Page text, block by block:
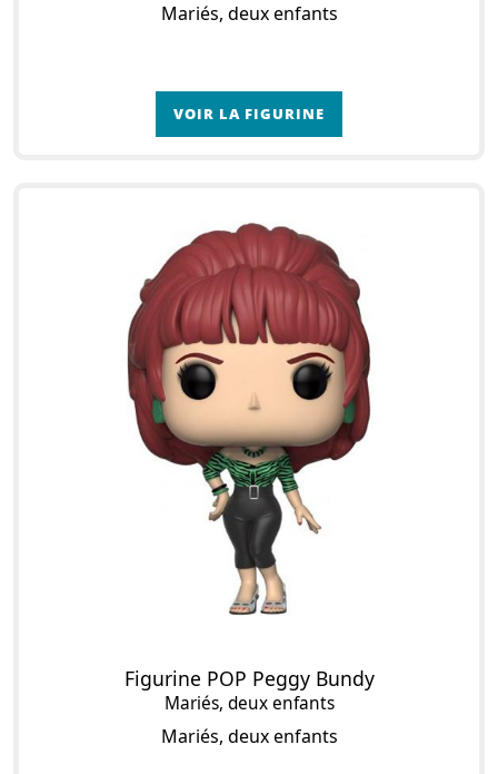
Mariés, deux enfants
VOIR LA FIGURINE
Figurine POP Peggy Bundy
Mariés, deux enfants
Mariés, deux enfants